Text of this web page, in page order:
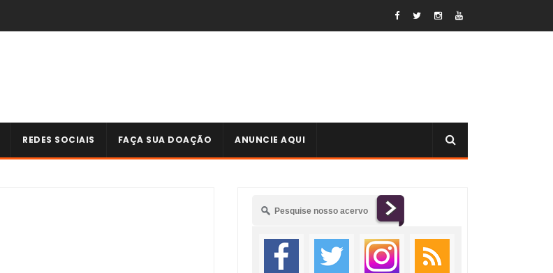
REDES SOCIAIS FAÇA SUA DOAÇÃO ANUNCIE AQUI